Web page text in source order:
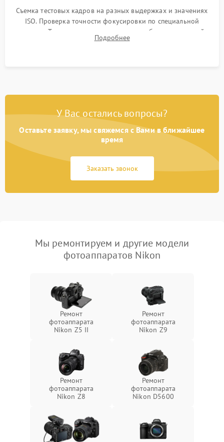
Съемка тестовых кадров на разных выдержках и значениях
ISO. Проверка точности фокусировки по специальной
мишени. Тест записи на карту памяти, работы встроенной
вспышки, микрофона и всех кнопок управления.
Подробнее
У Вас остались вопросы?
Оставьте заявку, мы свяжемся с Вами в ближайшее
время
Заказать звонок
Мы ремонтируем и другие модели
фотоаппаратов Nikon
Ремонт
фотоаппарата
Nikon Z5 II
Ремонт
фотоаппарата
Nikon Z9
Ремонт
фотоаппарата
Nikon Z8
Ремонт
фотоаппарата
Nikon D5600